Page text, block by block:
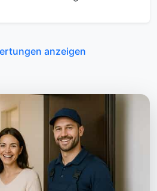
anzeigen